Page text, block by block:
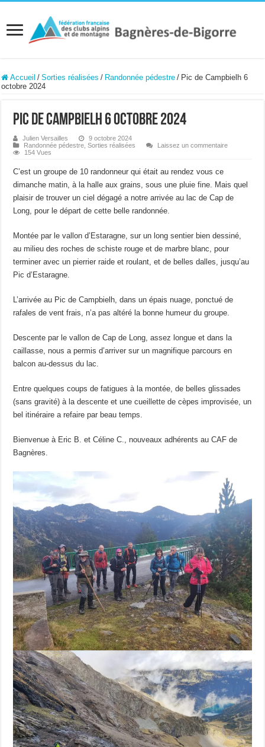
Accueil / Sorties réalisées / Randonnée pédestre / Pic de Campbielh 6
octobre 2024
Pic de Campbielh 6 octobre 2024
Julien Versailles
9 octobre 2024
Randonnée pédestre ,Sorties réalisées
Laissez un commentaire
154 Vues
C’est un groupe de 10 randonneur qui était au rendez vous ce
dimanche matin, à la halle aux grains, sous une pluie fine. Mais quel
plaisir de trouver un ciel dégagé a notre arrivée au lac de Cap de
Long, pour le départ de cette belle randonnée.
Montée par le vallon d’Estaragne, sur un long sentier bien dessiné,
au milieu des roches de schiste rouge et de marbre blanc, pour
terminer avec un pierrier raide et roulant, et de belles dalles, jusqu’au
Pic d’Estaragne.
L’arrivée au Pic de Campbielh, dans un épais nuage, ponctué de
rafales de vent frais, n’a pas altéré la bonne humeur du groupe.
Descente par le vallon de Cap de Long, assez longue et dans la
caillasse, nous a permis d’arriver sur un magnifique parcours en
balcon au-dessus du lac.
Entre quelques coups de fatigues à la montée, de belles glissades
(sans gravité) à la descente et une cueillette de cèpes improvisée, un
bel itinéraire a refaire par beau temps.
Bienvenue à Eric B. et Céline C., nouveaux adhérents au CAF de
Bagnères.